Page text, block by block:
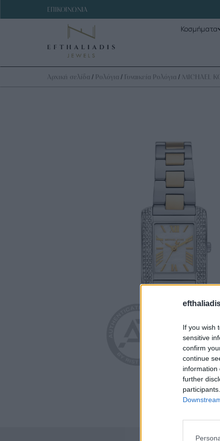
If you wish
sensitive
confirm
continue
information
further
ΕΠΙΚΟΙΝΩΝΙΑ
Κοσμήματα
Αρχική σελίδα / Ρολόγια / Γυναικεία Ρολόγια / MICHAEL